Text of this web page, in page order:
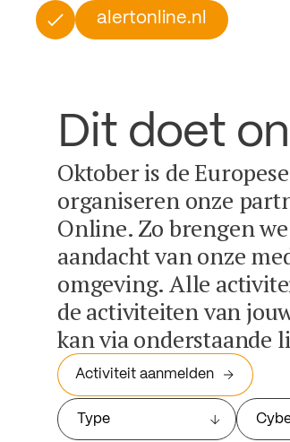
alertonline.nl
Dit doet
Oktober is de
organiseren onze
Online. Zo brengen
aandacht van onze
omgeving. Alle
de activiteiten van
kan via onderstaande
Activiteit aanmelden
Type